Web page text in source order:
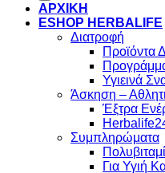
ΑΡΧΙΚΗ
ESHOP HERBALIFE
Διατροφή
Προϊόντα
Υγιεινά
Άσκηση –
Έξτρα
Συμπληρώματα
Για Υγιή